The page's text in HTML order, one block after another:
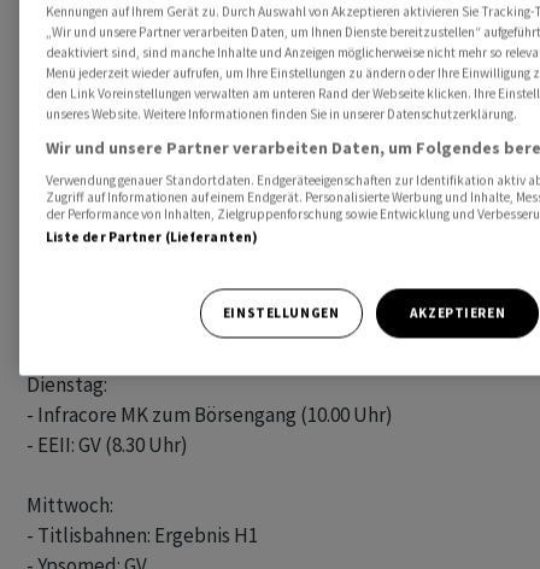
                    Mai +6,8 Prozent gg Vorjahr (Prognose +6,5)
WICHTIGE BETEILIGUNGSMELDUNGEN
- Allreal: Blackrock meldet Anteil von 4,805 Prozent
- Aryzta: FIL Limited meldet Anteil von 4,884 Prozent
- Huber+Suhner: Blackrock meldet Anteil von <3 Prozent
Dienstag:
- Infracore MK zum Börsengang (10.00 Uhr)
- EEII: GV (8.30 Uhr)
Mittwoch:
- Titlisbahnen: Ergebnis H1
Kennungen auf Ihrem Gerät zu. Durch Auswahl von Akzeptieren aktivieren Sie
„Wir und unsere Partner verarbeiten Daten, um Ihnen Dienste bereitzustellen“
deaktiviert sind, sind manche Inhalte und Anzeigen möglicherweise nicht mehr so
Menü jederzeit wieder aufrufen, um Ihre Einstellungen zu ändern oder Ihre Einwilligung
den Link Voreinstellungen verwalten am unteren Rand der Webseite klicken. Ihre
unseres Website. Weitere Informationen finden Sie in unserer Datenschutzerklärung.
Wir und unsere Partner verarbeiten Daten, um Folgendes
Verwendung genauer Standortdaten. Endgeräteeigenschaften zur Identifikation aktiv
Zugriff auf Informationen auf einem Endgerät. Personalisierte Werbung und Inhalte,
der Performance von Inhalten, Zielgruppenforschung sowie Entwicklung und
Liste der Partner (Lieferanten)
EINSTELLUNGEN AKZEPTIEREN